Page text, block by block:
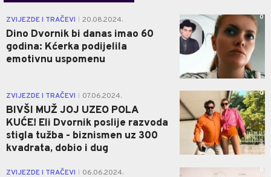
ZVIJEZDE I TRAČEVI 20.08.2024.
Dino Dvornik bi danas imao 60
godina: Kćerka podijelila
emotivnu uspomenu
0
ZVIJEZDE I TRAČEVI 07.06.2024.
BIVŠI MUŽ JOJ UZEO POLA
KUĆE! Eli Dvornik poslije razvoda
stigla tužba - biznismen uz 300
kvadrata, dobio i dug
0
ZVIJEZDE I TRAČEVI 06.06.2024. 0